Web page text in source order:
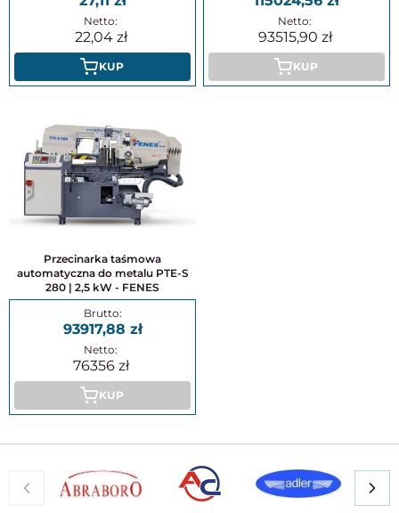
22,04
KUP
93515,90
KUP
Przecinarka taśmowa
automatyczna do metalu PTE-S
280 | 2,5 kW - FENES
93917,88
76356
KUP